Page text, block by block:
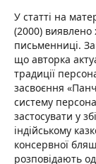
У статті на
(2000) виявлено
письменниці.
що авторка
традиції
засвоєння
систему
застосувати у
індійському
консервної
розповідають